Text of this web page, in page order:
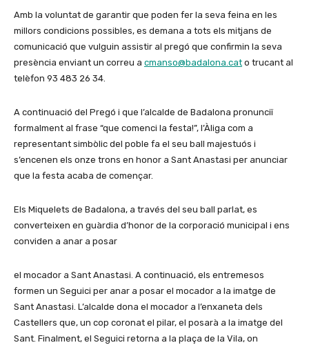
Amb la voluntat de garantir que poden fer la seva feina en les
millors condicions possibles, es demana a tots els mitjans de
comunicació que vulguin assistir al pregó que confirmin la seva
presència enviant un correu a cmanso@badalona.cat o trucant al
telèfon 93 483 26 34.
A continuació del Pregó i que l’alcalde de Badalona pronunciï
formalment al frase “que comenci la festa!”, l’Àliga com a
representant simbòlic del poble fa el seu ball majestuós i
s’encenen els onze trons en honor a Sant Anastasi per anunciar
que la festa acaba de començar.
Els Miquelets de Badalona, a través del seu ball parlat, es
converteixen en guàrdia d’honor de la corporació municipal i ens
conviden a anar a posar
el mocador a Sant Anastasi. A continuació, els entremesos
formen un Seguici per anar a posar el mocador a la imatge de
Sant Anastasi. L’alcalde dona el mocador a l’enxaneta dels
Castellers que, un cop coronat el pilar, el posarà a la imatge del
Sant. Finalment, el Seguici retorna a la plaça de la Vila, on